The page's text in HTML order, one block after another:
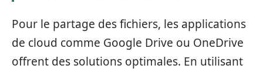
Pour le partage des fichiers, les applications
de cloud comme Google Drive ou OneDrive
offrent des solutions optimales. En utilisant